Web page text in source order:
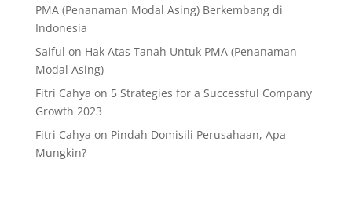
PMA (Penanaman Modal Asing) Berkembang di
Indonesia
Saiful on Hak Atas Tanah Untuk PMA (Penanaman
Modal Asing)
Fitri Cahya on 5 Strategies for a Successful Company
Growth 2023
Fitri Cahya on Pindah Domisili Perusahaan, Apa
Mungkin?